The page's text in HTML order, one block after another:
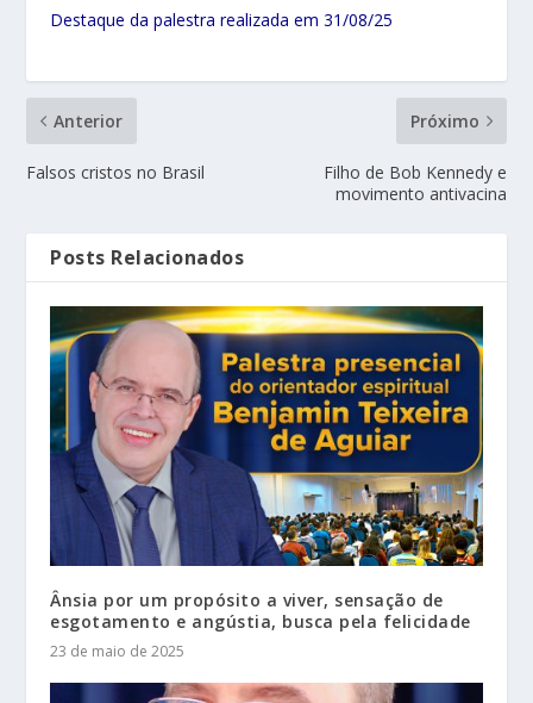
Destaque da palestra realizada em 31/08/25
Anterior
Falsos cristos no Brasil
Próximo
Filho de Bob Kennedy e
movimento antivacina
Posts Relacionados
Ânsia por um propósito a viver, sensação de
esgotamento e angústia, busca pela felicidade
23 de maio de 2025